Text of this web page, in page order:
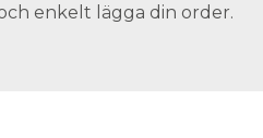
enkelt lägga din order.